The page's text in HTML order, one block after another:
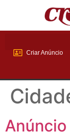
Criar Anúncio
Anúncio